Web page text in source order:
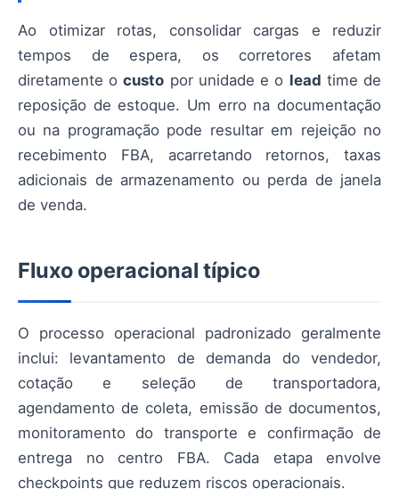
Ao otimizar rotas, consolidar cargas e reduzir
tempos de espera, os corretores afetam
diretamente ocusto por unidade e o lead time de
reposição de estoque. Um erro na documentação
ou na programação pode resultar em rejeição no
recebimento FBA, acarretando retornos, taxas
adicionais de armazenamento ou perda de janela
de venda.
Fluxo operacional típico
O processo operacional padronizado geralmente
inclui: levantamento de demanda do vendedor,
cotação e seleção de transportadora,
agendamento de coleta, emissão de documentos,
monitoramento do transporte e confirmação de
entrega no centro FBA. Cada etapa envolve
checkpoints que reduzem riscos operacionais.